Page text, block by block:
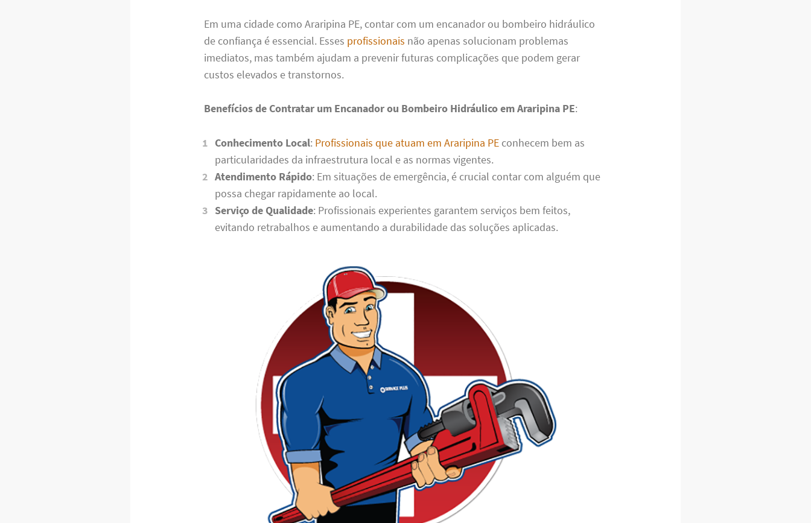
Em uma cidade como Araripina PE, contar com um encanador ou bombeiro hidráulico
de confiança é essencial. Esses profissionais não apenas solucionam problemas
imediatos, mas também ajudam a prevenir futuras complicações que podem gerar
custos elevados e transtornos.
Benefícios de Contratar um Encanador ou Bombeiro Hidráulico em Araripina PE:
Conhecimento Local: Profissionais que atuam em Araripina PEconhecem bem as
particularidades da infraestrutura local e as normas vigentes.
Atendimento Rápido: Em situações de emergência, é crucial contar com alguém que
possa chegar rapidamente ao local.
Serviço de Qualidade: Profissionais experientes garantem serviços bem feitos,
evitando retrabalhos e aumentando a durabilidade das soluções aplicadas.